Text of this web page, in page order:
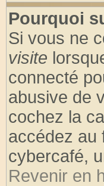
Pourquoi
Si vous ne
visite
connecté
abusive de
cochez la
accédez au
cybercafé,
Revenir en